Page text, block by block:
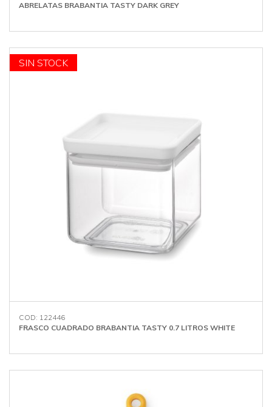
ABRELATAS BRABANTIA TASTY DARK GREY
SIN STOCK
COD: 122446
FRASCO CUADRADO BRABANTIA TASTY 0.7 LITROS WHITE